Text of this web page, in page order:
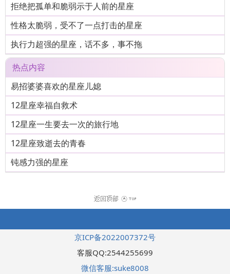
拒绝把孤单和脆弱示于人前的星座
性格太脆弱，受不了一点打击的星座
执行力超强的星座，话不多，事不拖
热点内容
易招婆婆喜欢的星座儿媳
12星座幸福自救术
12星座一生要去一次的旅行地
12星座致逝去的青春
钝感力强的星座
京ICP备2022007372号
客服QQ:2544255699
微信客服:suke8008